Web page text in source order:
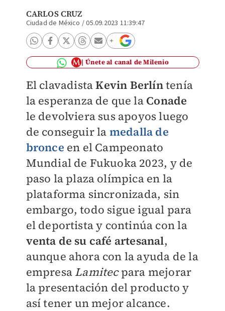
CARLOS CRUZ
Ciudad de México /05.09.2023 11:39:47
Únete al canal de Milenio
El clavadistaKevin Berlíntenía
la esperanza de que la Conade
le devolviera sus apoyos luego
de conseguir la medalla de
bronce en el Campeonato
Mundial de Fukuoka 2023, y de
paso la plaza olímpica en la
plataforma sincronizada, sin
embargo, todo sigue igual para
el deportista y continúa con la
venta de su café artesanal,
aunque ahora con la ayuda de la
empresa Lamitecpara mejorar
la presentación del producto y
así tener un mejor alcance.